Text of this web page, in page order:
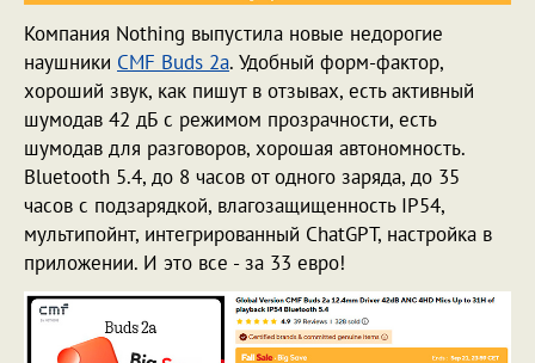
Компания Nothing выпустила новые недорогие
наушники CMF Buds 2a. Удобный форм-фактор,
хороший звук, как пишут в отзывах, есть активный
шумодав 42 дБ с режимом прозрачности, есть
шумодав для разговоров, хорошая автономность.
Bluetooth 5.4, до 8 часов от одного заряда, до 35
часов с подзарядкой, влагозащищенность IP54,
мультипойнт, интегрированный ChatGPT, настройка в
приложении. И это все - за 33 евро!